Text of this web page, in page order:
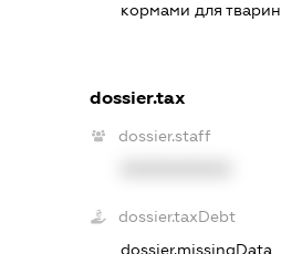
кормами для тварин
dossier.tax
dossier.staff
dossier.taxDebt
dossier.missingData